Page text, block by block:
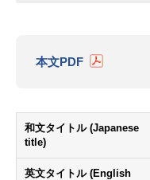
本文PDF
和文タイトル (Japanese
title)
英文タイトル (English